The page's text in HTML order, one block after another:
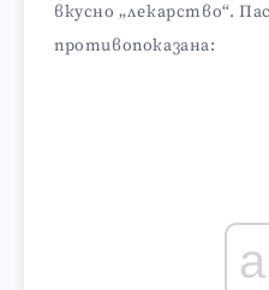
вкусно „лекарство“.
противопоказана: